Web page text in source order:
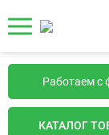
Работаем с
КАТАЛОГ